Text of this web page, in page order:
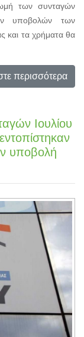
των συνταγών
υποβολών των
και τα χρήματα θα
περισσότερα
Ιουλίου
υποβολή